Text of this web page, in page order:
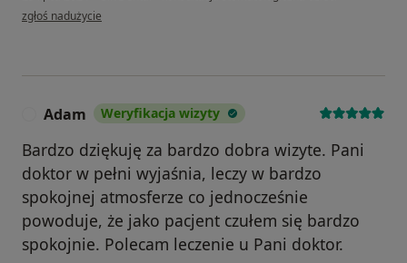
w opinii użytkownika Ewa
zgłoś nadużycie
Adam Weryfikacja wizyty
Bardzo dziękuję za bardzo dobra wizyte. Pani
doktor w pełni wyjaśnia, leczy w bardzo
spokojnej atmosferze co jednocześnie
powoduje, że jako pacjent czułem się bardzo
spokojnie. Polecam leczenie u Pani doktor.